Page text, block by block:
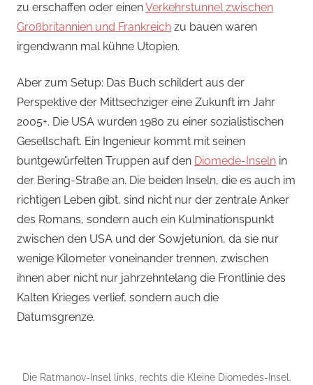
zu erschaffen oder einenVerkehrstunnel zwischen
Großbritannien und Frankreich zu bauen waren
irgendwann mal kühne Utopien.
Aber zum Setup: Das Buch schildert aus der
Perspektive der Mittsechziger eine Zukunft im Jahr
2005+. Die USA wurden 1980 zu einer sozialistischen
Gesellschaft. Ein Ingenieur kommt mit seinen
buntgewürfelten Truppen auf den Diomede-Inseln in
der Bering-Straße an. Die beiden Inseln, die es auch im
richtigen Leben gibt, sind nicht nur der zentrale Anker
des Romans, sondern auch ein Kulminationspunkt
zwischen den USA und der Sowjetunion, da sie nur
wenige Kilometer voneinander trennen, zwischen
ihnen aber nicht nur jahrzehntelang die Frontlinie des
Kalten Krieges verlief, sondern auch die
Datumsgrenze.
Die Ratmanov-Insel links, rechts die Kleine Diomedes-Insel.